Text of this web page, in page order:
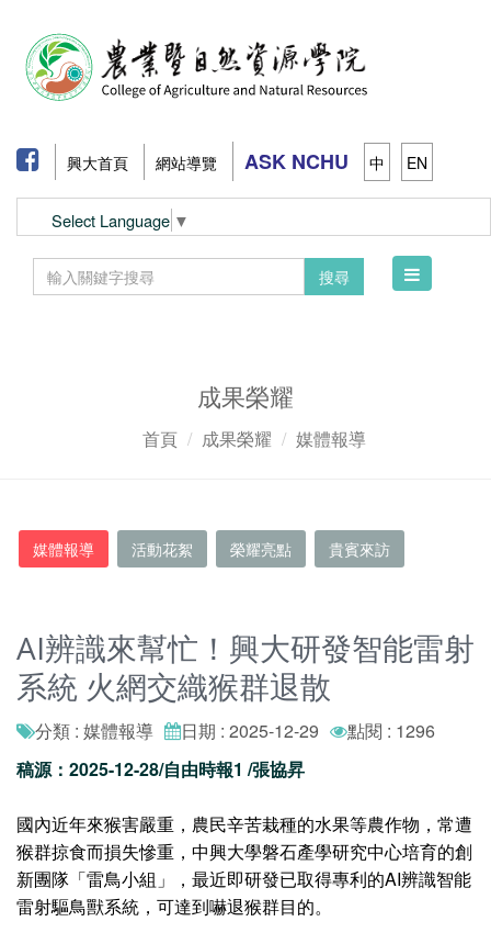
興大首頁 網站導覽 ASK NCHU 中 EN
Select Language ▼
搜尋
Toggle
成果榮耀
首頁 成果榮耀 媒體報導
媒體報導 活動花絮 榮耀亮點 貴賓來訪
AI辨識來幫忙！興大研發智能雷射
系統 火網交織猴群退散
分類 : 媒體報導 日期 : 2025-12-29
點閱 : 1296
稿源：2025-12-28/自由時報1 /張協昇
國內近年來猴害嚴重，農民辛苦栽種的水果等農作物，常遭
猴群掠食而損失慘重，中興大學磐石產學研究中心培育的創
新團隊「雷鳥小組」，最近即研發已取得專利的AI辨識智能
雷射驅鳥獸系統，可達到嚇退猴群目的。